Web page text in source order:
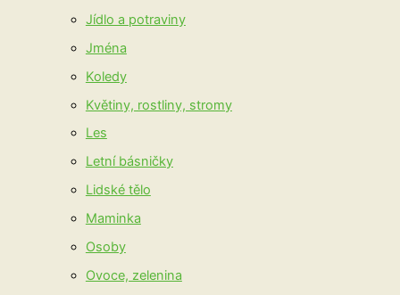
Jídlo a potraviny
Jména
Koledy
Květiny, rostliny, stromy
Les
Letní básničky
Lidské tělo
Maminka
Osoby
Ovoce, zelenina